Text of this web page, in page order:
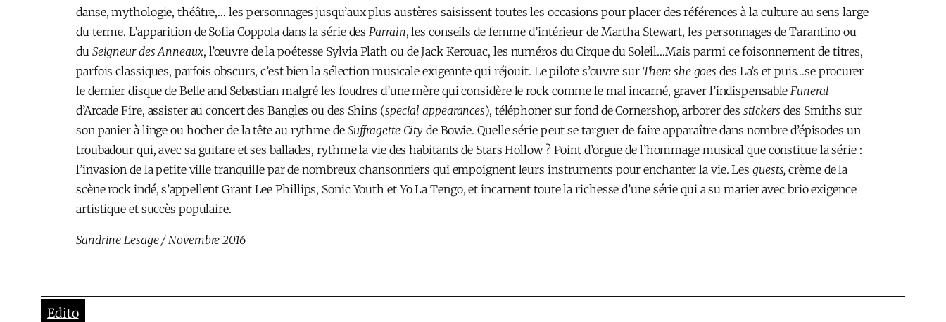
danse, mythologie, théâtre,… les personnages jusqu’aux plus austères saisissent toutes les occasions pour placer des références à la culture au sens large
du terme. L’apparition de Sofia Coppola dans la série desParrain, les conseils de femme d’intérieur de Martha Stewart, les personnages de Tarantino ou
du Seigneurdes Anneaux, l’œuvre de la poétesse Sylvia Plath ou de Jack Kerouac, les numéros du Cirque du Soleil…Mais parmi ce foisonnement de titres,
parfois classiques, parfois obscurs, c’est bien la sélection musicale exigeante qui réjouit. Le pilote s’ouvre sur There she goes des La’s et puis…se procurer
le dernier disque de Belle and Sebastian malgré les foudres d’une mère qui considère le rock comme le mal incarné, graver l’indispensableFuneral
d’Arcade Fire, assister au concert des Bangles ou des Shins (special appearances), téléphoner sur fond de Cornershop, arborer desstickersdes Smiths sur
son panier à linge ou hocher de la tête au rythme de Suffragette City de Bowie. Quelle série peut se targuer de faire apparaître dans nombre d’épisodes un
troubadour qui, avec sa guitare et ses ballades, rythme la vie des habitants de Stars Hollow ? Point d’orgue de l’hommage musical que constitue la série :
l’invasion de la petite ville tranquille par de nombreux chansonniers qui empoignent leurs instruments pour enchanter la vie. Lesguests,crème de la
scène rock indé, s’appellent Grant Lee Phillips, Sonic Youth et Yo La Tengo, et incarnent toute la richesse d’une série qui a su marier avec brio exigence
artistique et succès populaire.
Sandrine Lesage / Novembre 2016
Edito